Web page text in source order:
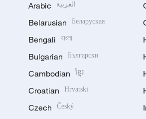
Arabic العربية
Belarusian Беларуская
Bengali বাংলা
Bulgarian Български
Cambodian ខ្មែរ
Croatian Hrvatski
Czech Český